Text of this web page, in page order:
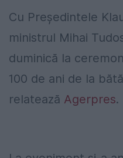
Cu Preşedintele
ministrul Mihai
duminică la
100 de ani de la
relatează Agerpres.